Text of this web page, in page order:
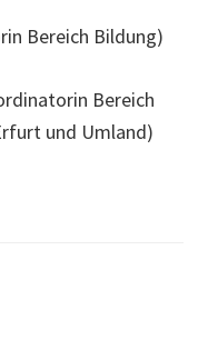
Bereich Bildung)
Bereich
und Umland)